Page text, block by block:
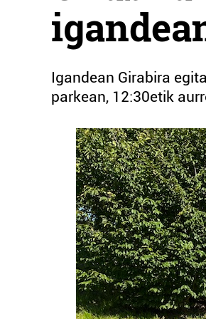
Igandean Girabira
parkean, 12:30etik